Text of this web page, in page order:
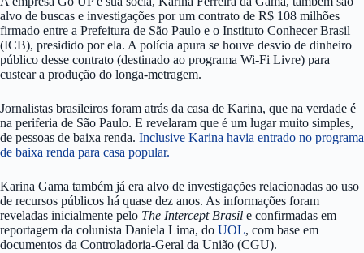
alvo de buscas e investigações por um contrato de R$ 108 milhões
firmado entre a Prefeitura de São Paulo e o Instituto Conhecer Brasil
(ICB), presidido por ela. A polícia apura se houve desvio de dinheiro
público desse contrato (destinado ao programa Wi-Fi Livre) para
custear a produção do longa-metragem.
Jornalistas brasileiros foram atrás da casa de Karina, que na verdade é
na periferia de São Paulo. E revelaram que é um lugar muito simples,
de pessoas de baixa renda. Inclusive Karina havia entrado no programa
de baixa renda para casa popular.
Karina Gama também já era alvo de investigações relacionadas ao uso
de recursos públicos há quase dez anos. As informações foram
reveladas inicialmente pelo The Intercept Brasil e confirmadas em
reportagem da colunista Daniela Lima, do UOL, com base em
documentos da Controladoria-Geral da União (CGU).